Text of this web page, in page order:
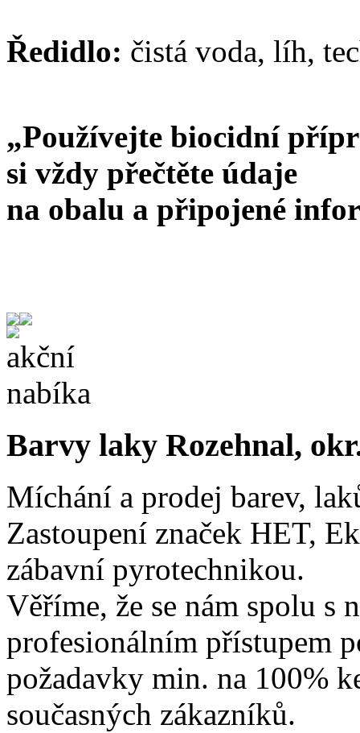
Ředidlo: čistá voda, líh,
„Používejte biocidní
si vždy přečtěte údaje
na obalu a připojené
Barvy laky Rozehnal,
Míchání a prodej barev,
Zastoupení značek HET,
zábavní pyrotechnikou.
Věříme, že se nám spolu s
profesionálním přístupem
požadavky min. na 100%
současných zákazníků.